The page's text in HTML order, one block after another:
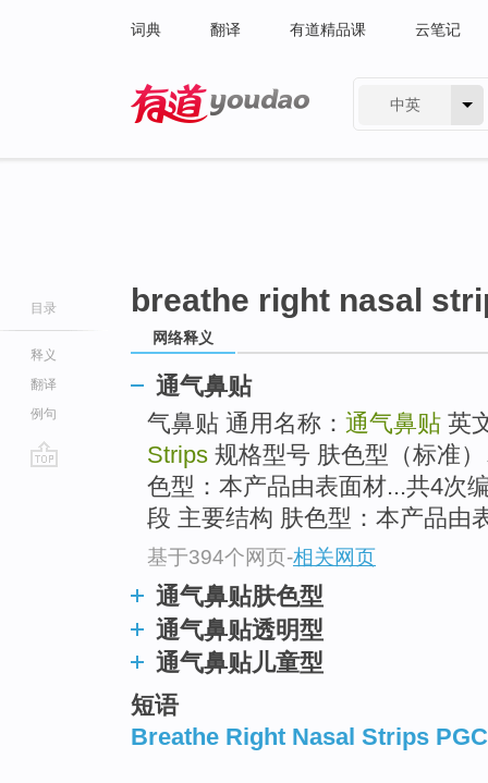
词典 翻译 有道精品课 云笔记
中英
目录
释义
翻译
例句
breathe right nasal
网络释义
通气鼻贴
气鼻贴 通用名称： 通气鼻贴 英
Strips 规格型号 肤色型（标准
色型：本产品由表面材...共4次
段 主要结构 肤色型：本产品由
基于394个网页-相关网页
通气鼻贴肤色型
通气鼻贴透明型
通气鼻贴儿童型
短语
Breathe Right Nasal Strips